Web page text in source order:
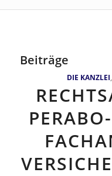
Beiträge
DIE KANZLEI